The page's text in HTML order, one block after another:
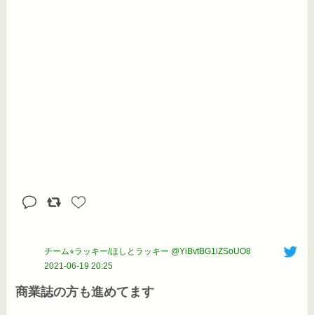
チーム⭐︎ラッキー/ほしとラッキー @YiBvtBG1iZSoUO8
2021-06-19 20:25
商業誌の方も進めてます